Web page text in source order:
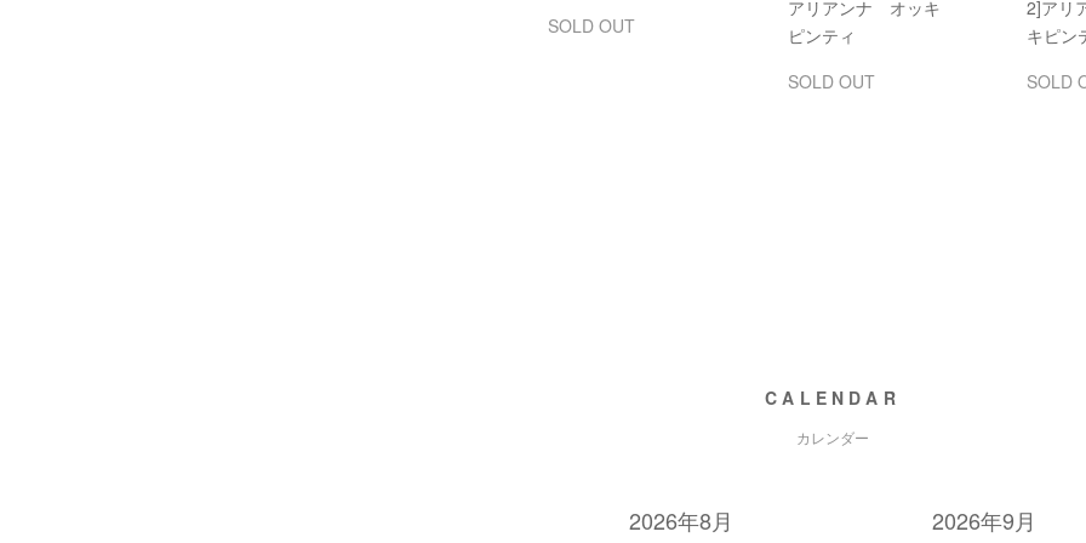
SOLD OUT
アリアンナ オッキ
ピンティ
SOLD OUT
2]アリ
キピン
SOLD
CALENDAR
カレンダー
2026年8月 2026年9月